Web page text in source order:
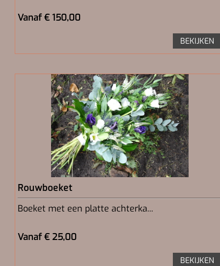
Vanaf € 150,00
BEKIJKEN
Rouwboeket
Boeket met een platte achterka...
Vanaf € 25,00
BEKIJKEN